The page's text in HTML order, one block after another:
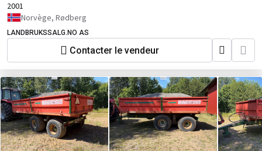
2001
Norvège, Rødberg
LANDBRUKSSALG.NO AS
Contacter le vendeur